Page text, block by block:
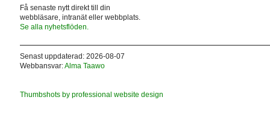
Få senaste nytt direkt till din
webbläsare, intranät eller webbplats.
Se alla nyhetsflöden.
Senast uppdaterad: 2026-08-07
Webbansvar:Alma Taawo
Thumbshots by professional website design